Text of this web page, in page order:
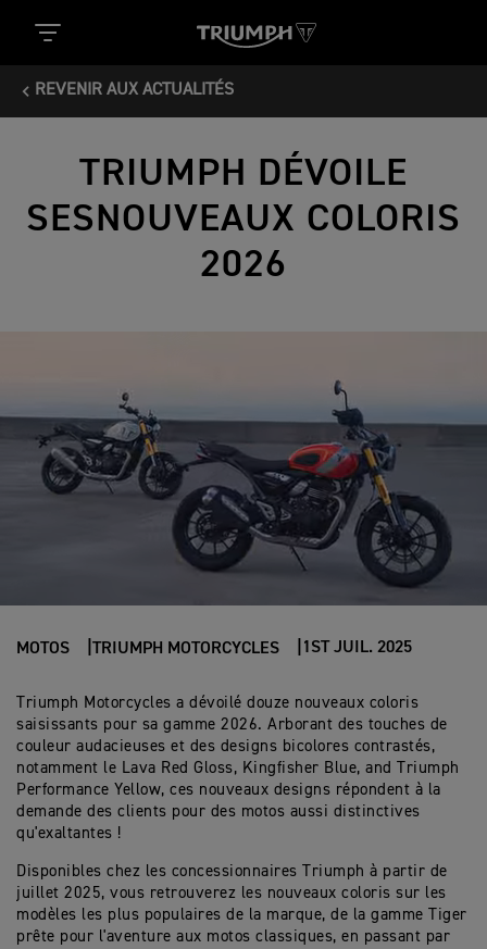
REVENIR AUX ACTUALITÉS
TRIUMPH DÉVOILE
SESNOUVEAUX COLORIS
2026
MOTOS TRIUMPH MOTORCYCLES 1ST JUIL. 2025
Triumph Motorcycles a dévoilé douze nouveaux coloris
saisissants pour sa gamme 2026. Arborant des touches de
couleur audacieuses et des designs bicolores contrastés,
notamment le Lava Red Gloss, Kingfisher Blue, and Triumph
Performance Yellow, ces nouveaux designs répondent à la
demande des clients pour des motos aussi distinctives
qu'exaltantes !
Disponibles chez les concessionnaires Triumph à partir de
juillet 2025, vous retrouverez les nouveaux coloris sur les
modèles les plus populaires de la marque, de la gamme Tiger
prête pour l'aventure aux motos classiques, en passant par